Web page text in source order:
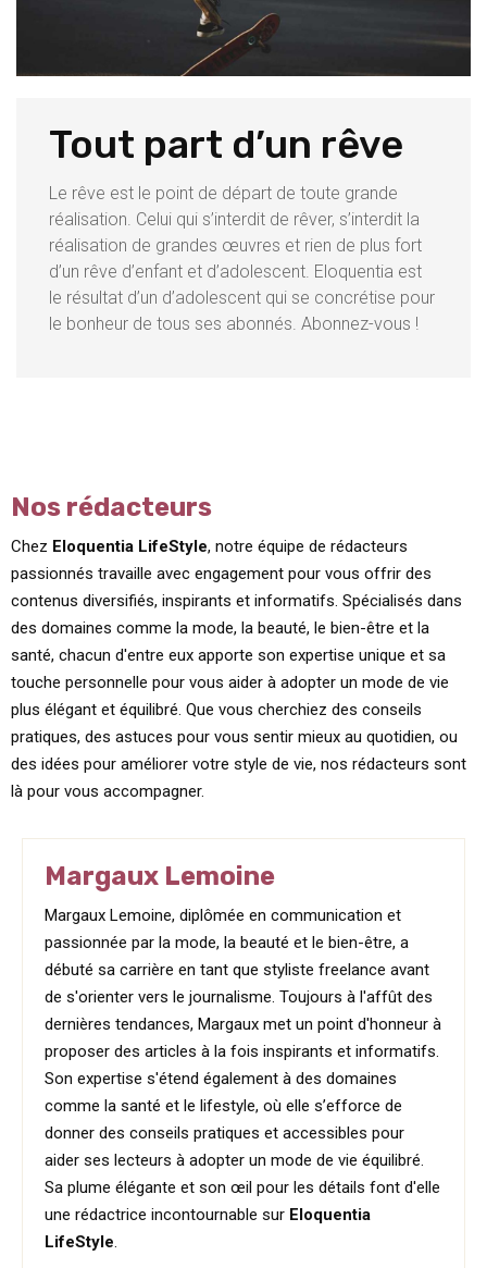
Tout part d’un rêve
Le rêve est le point de départ de toute grande
réalisation. Celui qui s’interdit de rêver, s’interdit la
réalisation de grandes œuvres et rien de plus fort
d’un rêve d’enfant et d’adolescent. Eloquentia est
le résultat d’un d’adolescent qui se concrétise pour
le bonheur de tous ses abonnés. Abonnez-vous !
Nos rédacteurs
Chez Eloquentia LifeStyle, notre équipe de rédacteurs
passionnés travaille avec engagement pour vous offrir des
contenus diversifiés, inspirants et informatifs. Spécialisés dans
des domaines comme la mode, la beauté, le bien-être et la
santé, chacun d'entre eux apporte son expertise unique et sa
touche personnelle pour vous aider à adopter un mode de vie
plus élégant et équilibré. Que vous cherchiez des conseils
pratiques, des astuces pour vous sentir mieux au quotidien, ou
des idées pour améliorer votre style de vie, nos rédacteurs sont
là pour vous accompagner.
Margaux Lemoine
Margaux Lemoine, diplômée en communication et
passionnée par la mode, la beauté et le bien-être, a
débuté sa carrière en tant que styliste freelance avant
de s'orienter vers le journalisme. Toujours à l'affût des
dernières tendances, Margaux met un point d'honneur à
proposer des articles à la fois inspirants et informatifs.
Son expertise s'étend également à des domaines
comme la santé et le lifestyle, où elle s’efforce de
donner des conseils pratiques et accessibles pour
aider ses lecteurs à adopter un mode de vie équilibré.
Sa plume élégante et son œil pour les détails font d'elle
une rédactrice incontournable sur Eloquentia
LifeStyle.